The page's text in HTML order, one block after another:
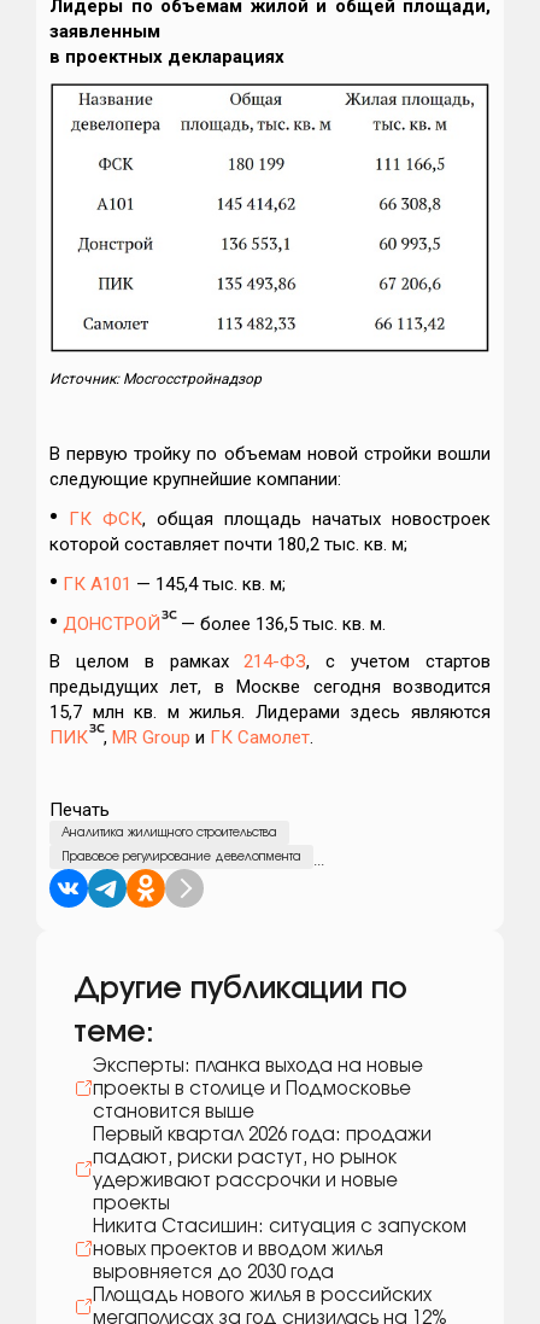
Лидеры по объемам жилой и общей площади,
заявленным
в проектных декларациях
Источник: Мосгосстройнадзор
В первую тройку по объемам новой стройки вошли
следующие крупнейшие компании:
• ГК ФСК, общая площадь начатых новостроек
которой составляет почти 180,2 тыс. кв. м;
• ГК А101 — 145,4 тыс. кв. м;
• ДОНСТРОЙ
— более 136,5 тыс. кв. м.
В целом в рамках214-ФЗ, с учетом стартов
предыдущих лет, в Москве сегодня возводится
15,7 млн кв. м жилья. Лидерами здесь являются
ПИК
, MR Group и ГК Самолет.
Печать
Аналитика жилищного строительства
Правовое регулирование девелопмента
Другие публикации по
теме:
Эксперты: планка выхода на новые
проекты в столице и Подмосковье
становится выше
Первый квартал 2026 года: продажи
падают, риски растут, но рынок
удерживают рассрочки и новые
проекты
Никита Стасишин: ситуация с запуском
новых проектов и вводом жилья
выровняется до 2030 года
Площадь нового жилья в российских
мегаполисах за год снизилась на 12%